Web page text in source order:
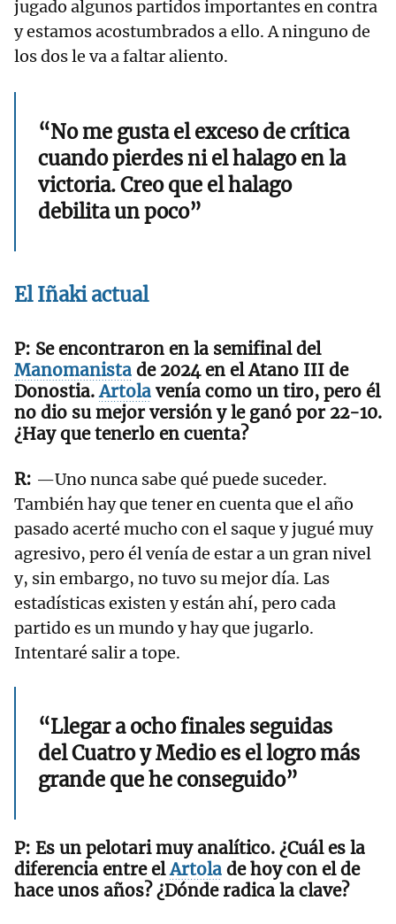
jugado algunos partidos importantes en contra
y estamos acostumbrados a ello. A ninguno de
los dos le va a faltar aliento.
“No me gusta el exceso de crítica
cuando pierdes ni el halago en la
victoria. Creo que el halago
debilita un poco”
ElIñakiactual
Se encontraron en la semifinal del
Manomanista de 2024 en el Atano III de
Donostia.Artola venía como un tiro, pero él
no dio su mejor versión y le ganó por 22-10.
¿Hay que tenerlo en cuenta?
—Uno nunca sabe qué puede suceder.
También hay que tener en cuenta que el año
pasado acerté mucho con el saque y jugué muy
agresivo, pero él venía de estar a un gran nivel
y, sin embargo, no tuvo su mejor día. Las
estadísticas existen y están ahí, pero cada
partido es un mundo y hay que jugarlo.
Intentaré salir a tope.
“Llegar a ocho finales seguidas
del Cuatro y Medio es el logro más
grande que he conseguido”
Es un pelotari muy analítico. ¿Cuál es la
diferencia entre elArtola de hoy con el de
hace unos años? ¿Dónde radica la clave?